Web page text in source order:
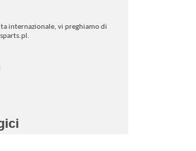
internazionale, vi preghiamo di